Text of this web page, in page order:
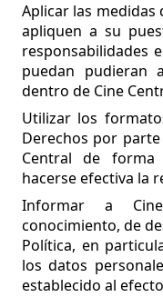
Aplicar las
apliquen a su
responsabilidades
puedan pudieran
dentro de Cine
Utilizar los
Derechos por
Central de
hacerse efectiva la
Informar a
conocimiento, de
Política, en
los datos
establecido al